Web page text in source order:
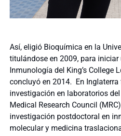
Así, eligió Bioquímica en la
titulándose en 2009, para iniciar
Inmunología del King’s College
concluyó en 2014. En Inglaterra
investigación en laboratorios del
Medical Research Council
investigación postdoctoral en
molecular y medicina